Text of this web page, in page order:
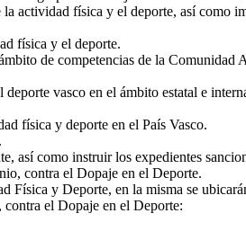
física y el deporte, así como
física y el deporte.
de competencias de la Comunidad
vasco en el ámbito estatal e
física y deporte en el País Vasco.
así como instruir los expedientes
contra el Dopaje en el Deporte.
y Deporte, en la misma se
el Dopaje en el Deporte: